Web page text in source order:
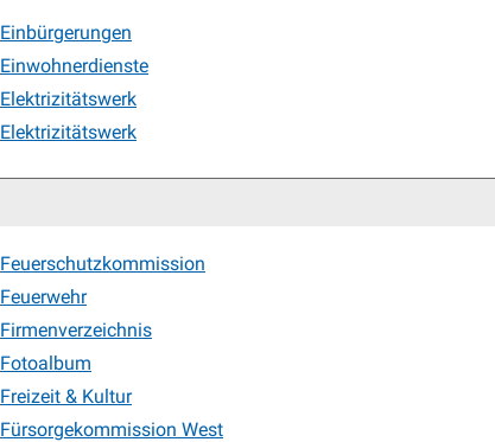
Einbürgerungen
Einwohnerdienste
Elektrizitätswerk
Elektrizitätswerk
Feuerschutzkommission
Feuerwehr
Firmenverzeichnis
Fotoalbum
Freizeit & Kultur
Fürsorgekommission West